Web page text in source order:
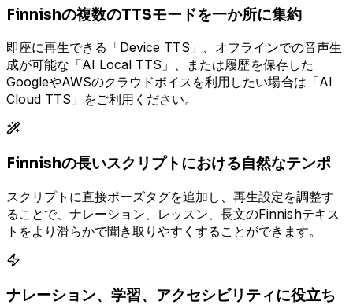
Finnishの複数のTTSモードを一か所に集約
即座に再生できる「Device TTS」、オフラインでの音声生
成が可能な「AI Local TTS」、または履歴を保存した
GoogleやAWSのクラウドボイスを利用したい場合は「AI
Cloud TTS」をご利用ください。
Finnishの長いスクリプトにおける自然なテンポ
スクリプトに直接ポーズタグを追加し、再生設定を調整す
ることで、ナレーション、レッスン、長文のFinnishテキス
トをより滑らかで聞き取りやすくすることができます。
ナレーション、学習、アクセシビリティに役立ち